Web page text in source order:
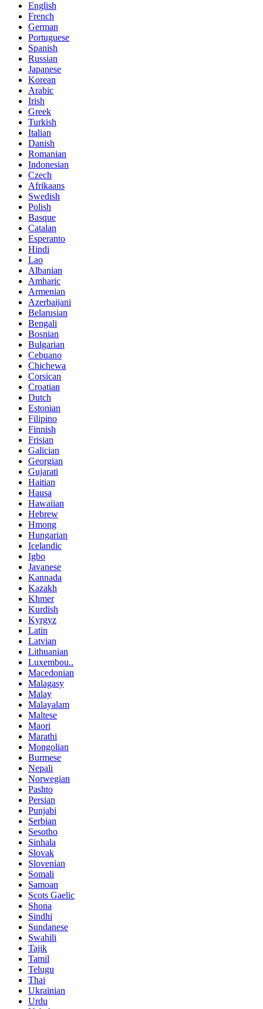
English
French
German
Portuguese
Spanish
Russian
Japanese
Korean
Arabic
Irish
Greek
Turkish
Italian
Danish
Romanian
Indonesian
Czech
Afrikaans
Swedish
Polish
Basque
Catalan
Esperanto
Hindi
Lao
Albanian
Amharic
Armenian
Azerbaijani
Belarusian
Bengali
Bosnian
Bulgarian
Cebuano
Chichewa
Corsican
Croatian
Dutch
Estonian
Filipino
Finnish
Frisian
Galician
Georgian
Gujarati
Haitian
Hausa
Hawaiian
Hebrew
Hmong
Hungarian
Icelandic
Igbo
Javanese
Kannada
Kazakh
Khmer
Kurdish
Kyrgyz
Latin
Latvian
Lithuanian
Luxembou..
Macedonian
Malagasy
Malay
Malayalam
Maltese
Maori
Marathi
Mongolian
Burmese
Nepali
Norwegian
Pashto
Persian
Punjabi
Serbian
Sesotho
Sinhala
Slovak
Slovenian
Somali
Samoan
Scots Gaelic
Shona
Sindhi
Sundanese
Swahili
Tajik
Tamil
Telugu
Thai
Ukrainian
Urdu